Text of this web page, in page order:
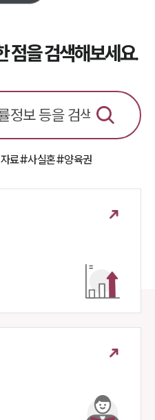
점을 검색해보세요.
료#사실혼#양육권